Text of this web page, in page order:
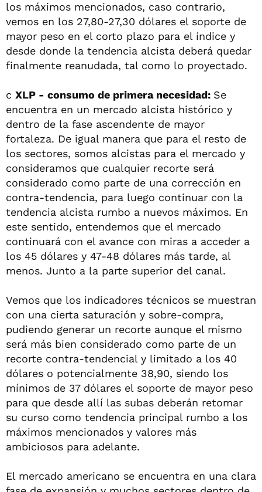
los máximos mencionados, caso contrario,
vemos en los 27,80-27,30 dólares el soporte de
mayor peso en el corto plazo para el índice y
desde donde la tendencia alcista deberá quedar
finalmente reanudada, tal como lo proyectado.
c XLP - consumo de primera necesidad: Se
encuentra en un mercado alcista histórico y
dentro de la fase ascendente de mayor
fortaleza. De igual manera que para el resto de
los sectores, somos alcistas para el mercado y
consideramos que cualquier recorte será
considerado como parte de una corrección en
contra-tendencia, para luego continuar con la
tendencia alcista rumbo a nuevos máximos. En
este sentido, entendemos que el mercado
continuará con el avance con miras a acceder a
los 45 dólares y 47-48 dólares más tarde, al
menos. Junto a la parte superior del canal.
Vemos que los indicadores técnicos se muestran
con una cierta saturación y sobre-compra,
pudiendo generar un recorte aunque el mismo
será más bien considerado como parte de un
recorte contra-tendencial y limitado a los 40
dólares o potencialmente 38,90, siendo los
mínimos de 37 dólares el soporte de mayor peso
para que desde allí las subas deberán retomar
su curso como tendencia principal rumbo a los
máximos mencionados y valores más
ambiciosos para adelante.
El mercado americano se encuentra en una clara